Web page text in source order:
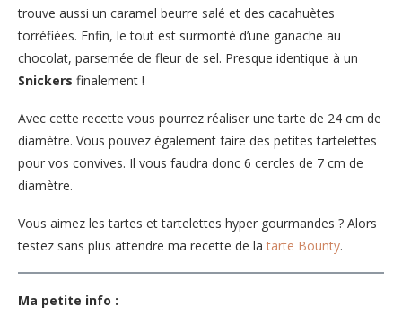
trouve aussi un caramel beurre salé et des cacahuètes
torréfiées. Enfin, le tout est surmonté d’une ganache au
chocolat, parsemée de fleur de sel. Presque identique à un
Snickers finalement !
Avec cette recette vous pourrez réaliser une tarte de 24 cm de
diamètre. Vous pouvez également faire des petites tartelettes
pour vos convives. Il vous faudra donc 6 cercles de 7 cm de
diamètre.
Vous aimez les tartes et tartelettes hyper gourmandes ? Alors
testez sans plus attendre ma recette de latarte Bounty.
Ma petite info :